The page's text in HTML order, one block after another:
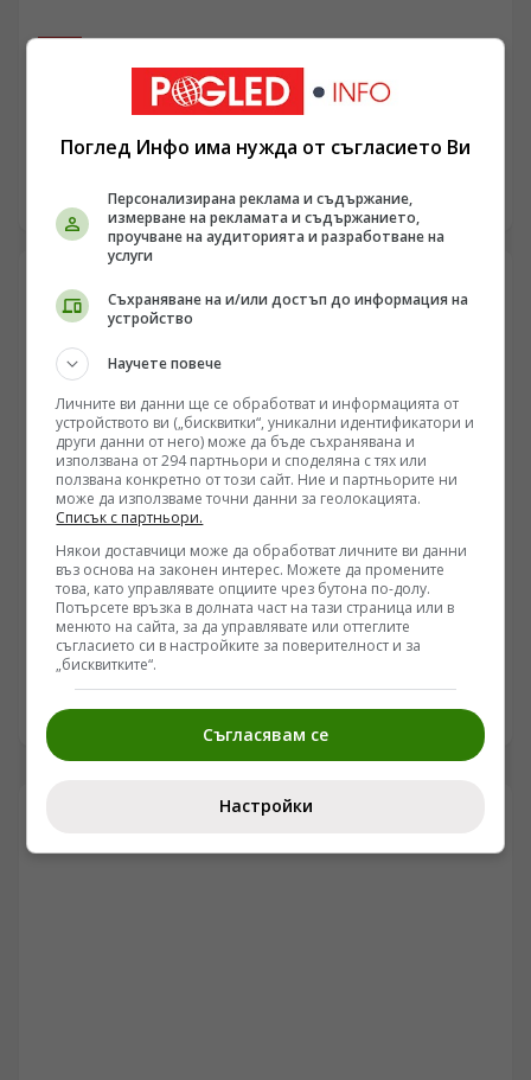
Станишев очерта социалните приоритети пред
Европа в програмно писмо към председателите на
ЕК, ЕП и Съвета
/Поглед.инфо/ Европа е много повече от пазар. Време
лидерът на ПЕС
26.02.2021 21:49
ПЕС
ПЕС: Европейските лидери да приемат ефективен и
справедлив план за осигуряване на ваксини
/Поглед.инфо/ „Непосредствената задача пред
Европейските лидери е да гарантират провеждането
на бърза, ефикасна и справедлива ваксинационна
кампания в ЕС. Не трябва да оставяме европейските
граждани с усещането, че ЕС се е провалил по
25.02.2021 22:15
Поглед Инфо има нужда от съгласието Ви
Персонализирана реклама и съдържание,
измерване на рекламата и съдържанието,
проучване на аудиторията и разработване на
услуги
Съхраняване на и/или достъп до информация на
устройство
Научете повече
Личните ви данни ще се обработват и информацията от
устройството ви („бисквитки“, уникални идентификатори и
други данни от него) може да бъде съхранявана и
използвана от 294 партньори и споделяна с тях или
ползвана конкретно от този сайт. Ние и партньорите ни
може да използваме точни данни за геолокацията.
Списък с партньори.
Някои доставчици може да обработват личните ви данни
въз основа на законен интерес. Можете да промените
това, като управлявате опциите чрез бутона по-долу.
Потърсете връзка в долната част на тази страница или в
менюто на сайта, за да управлявате или оттеглите
съгласието си в настройките за поверителност и за
„бисквитките“.
Съгласявам се
Настройки